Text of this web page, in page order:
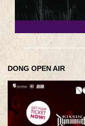
DONG OPEN AIR